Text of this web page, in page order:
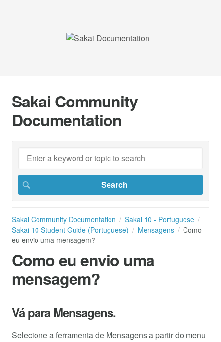
Sakai Community
Documentation
Sakai Community Documentation
Sakai 10 - Portuguese
Sakai 10 Student Guide (Portuguese)
Mensagens
Como
eu envio uma mensagem?
Como eu envio uma
mensagem?
Vá para Mensagens.
Selecione a ferramenta de Mensagens a partir do menu